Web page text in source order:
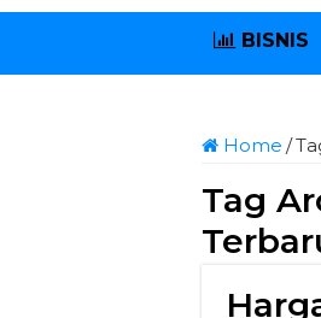
BISNIS
Home /
Tag